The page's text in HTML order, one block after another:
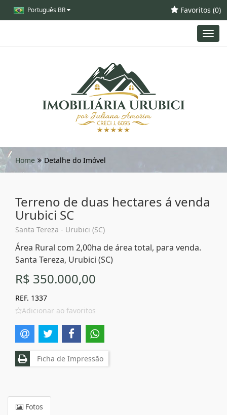
Português BR Favoritos (0)
Home Detalhe do Imóvel
Terreno de duas hectares á venda
Urubici SC
Santa Tereza - Urubici (SC)
Área Rural com 2,00ha de área total, para venda.
Santa Tereza, Urubici (SC)
R$ 350.000,00
REF. 1337
Adicionar ao favoritos
Ficha de Impressão
Fotos